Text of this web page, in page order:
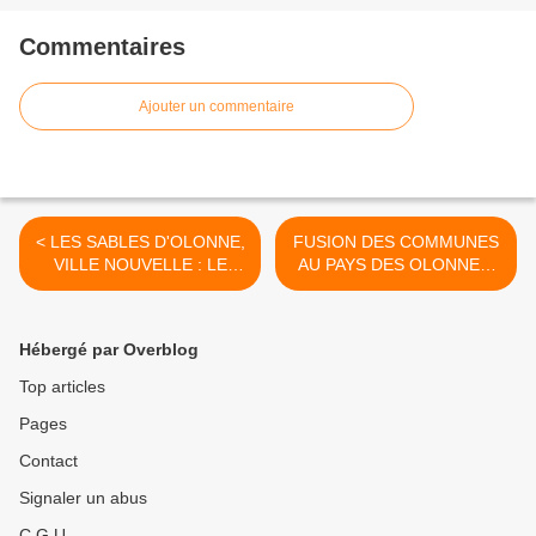
Commentaires
Ajouter un commentaire
< LES SABLES D'OLONNE,
VILLE NOUVELLE : LE
PREMIER CONSEIL
2019
FUSION DES COMMUNES
AU PAYS DES OLONNES,
LE 2 JANVIER 2019 : LES
Hébergé par Overblog
Top articles
Pages
Contact
Signaler un abus